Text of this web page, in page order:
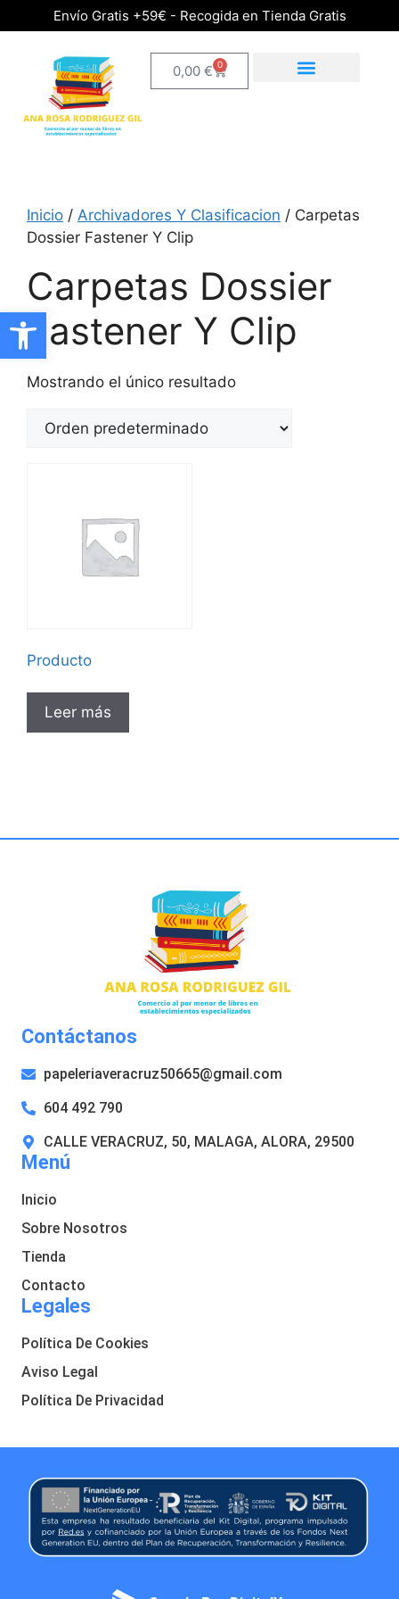
Abrir barra de herramientas
Envío Gratis +59€ - Recogida en Tienda Gratis
0,00 € 0
Inicio / Archivadores Y Clasificacion / Carpetas
Dossier Fastener Y Clip
Carpetas Dossier
Fastener Y Clip
Mostrando el único resultado
Producto
Leer más
Menú
Inicio
Sobre Nosotros
Tienda
Contacto
Legales
Política De Cookies
Aviso Legal
Política De Privacidad
Contáctanos
papeleriaveracruz50665@gmail.com
604 492 790
CALLE VERACRUZ, 50, MALAGA, ALORA, 29500